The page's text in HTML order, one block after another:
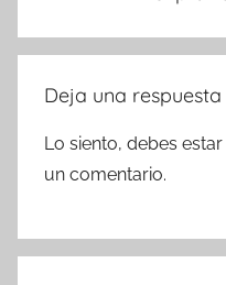
Deja una respuesta
Lo siento, debes estar
un comentario.